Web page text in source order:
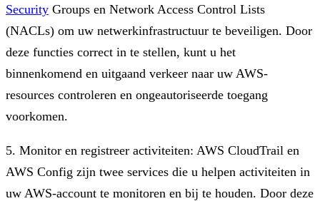
Security Groups en Network Access Control Lists
(NACLs) om uw netwerkinfrastructuur te beveiligen. Door
deze functies correct in te stellen, kunt u het
binnenkomend en uitgaand verkeer naar uw AWS-
resources controleren en ongeautoriseerde toegang
voorkomen.
5. Monitor en registreer activiteiten: AWS CloudTrail en
AWS Config zijn twee services die u helpen activiteiten in
uw AWS-account te monitoren en bij te houden. Door deze